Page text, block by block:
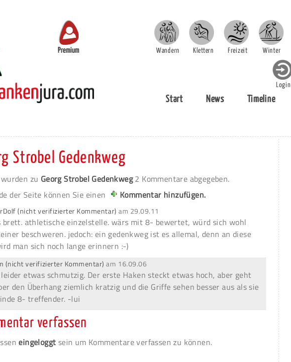
Premium Wandern Klettern Freizeit Winter
Login
Start News Timeline
Strobel Gedenkweg
zu Georg Strobel Gedenkweg2 Kommentare abgegeben.
der Seite können Sie einen
Kommentar hinzufügen.
(nicht verifizierter Kommentar) am 29.09.11
brett. athletische einzelstelle. wärs mit 8- bewertet, würd sich wohl
beschweren. jedoch: ein gedenkweg ist es allemal, denn an diese
man sich noch lange erinnern :-)
(nicht verifizierter Kommentar) am 16.09.06
etwas schmutzig. Der erste Haken steckt etwas hoch, aber geht
den Überhang ziemlich kratzig und die Griffe sehen besser aus als sie
8- treffender. -lui
verfassen
eingeloggt sein um Kommentare verfassen zu können.